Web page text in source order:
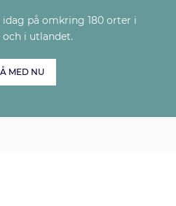
idag på omkring 180 orter i
och i utlandet.
MED NU